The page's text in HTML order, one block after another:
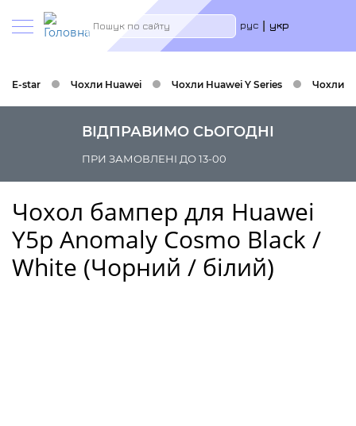
Пошук рус укр
E-star Чохли Huawei Чохли Huawei Y Series Чохли
ВІДПРАВИМО СЬОГОДНІ
ПРИ ЗАМОВЛЕНІ ДО 13-00
Чохол бампер для Huawei
Y5p Anomaly Cosmo Black /
White (Чорний / білий)